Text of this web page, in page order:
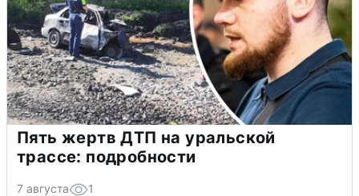
Пять жертв ДТП на уральской
трассе: подробности
7 августа 1